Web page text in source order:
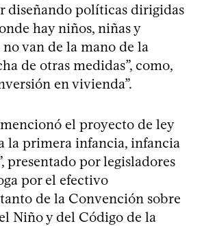
diseñando políticas dirigidas
hay niños, niñas y
no van de la mano de la
de otras medidas”, como,
en vivienda”.
el proyecto de ley
la primera infancia, infancia
presentado por legisladores
por el efectivo
de la Convención sobre
Niño y del Código de la